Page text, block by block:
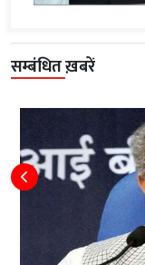
सम्बंधित ख़बरें